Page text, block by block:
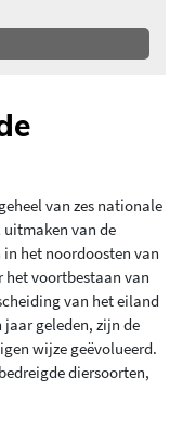
van zes nationale
uitmaken van de
het noordoosten van
het voortbestaan van
van het eiland
jaar geleden, zijn de
wijze geëvolueerd.
diersoorten,